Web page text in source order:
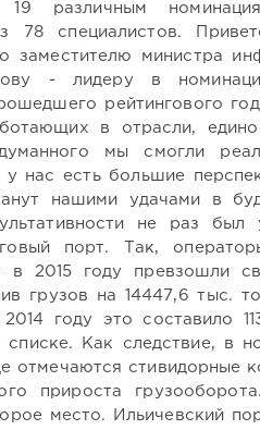
19 различным
78 специалистов.
заместителю министра
- лидеру в
рейтингового
в отрасли,
мы смогли
нас есть большие
нашими удачами в
не раз был
порт. Так,
в 2015 году превзошли
грузов на 14447,6 тыс.
году это составило
Как следствие, в
отмечаются стивидорные
прироста
место. Ильичевский